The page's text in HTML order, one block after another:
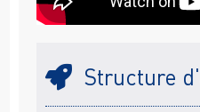
Structure d'